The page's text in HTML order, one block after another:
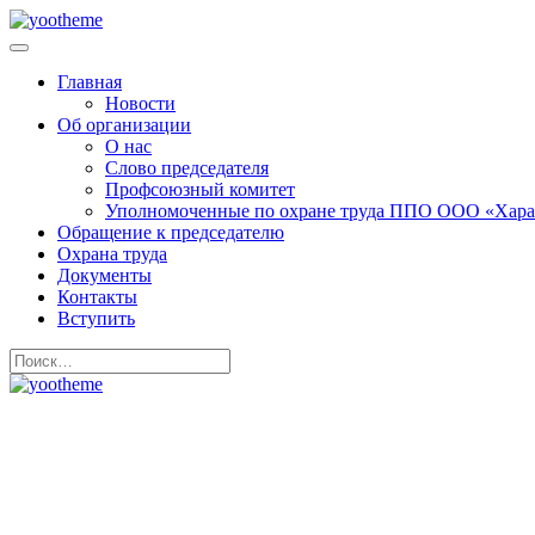
Главная
Новости
Об организации
О нас
Слово председателя
Профсоюзный комитет
Уполномоченные по охране труда ППО ООО
Обращение к председателю
Охрана труда
Документы
Контакты
Вступить